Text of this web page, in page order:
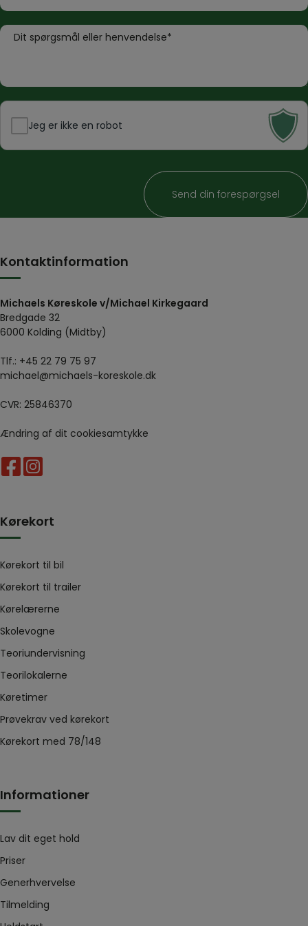
o
n
m
m
*
m
a
*
B
k
e
Jeg er ikke en robot
Kontaktinformation
Michaels Køreskole v/Michael Kirkegaard
Bredgade 32
6000 Kolding (Midtby)
Tlf.: +45 22 79 75 97
michael@michaels-koreskole.dk
CVR: 25846370
Ændring af dit cookiesamtykke
Kørekort
Kørekort til bil
Kørekort til trailer
Kørelærerne
Skolevogne
Teoriundervisning
Teorilokalerne
Køretimer
Prøvekrav ved kørekort
Kørekort med 78/148
Informationer
Lav dit eget hold
Priser
Generhvervelse
Tilmelding